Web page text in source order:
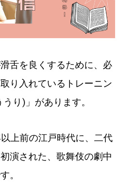
に触れたい】
【まったり楽しみたい】
けたい】
舌を良くするために、必
り入れているトレーニン
り)」があります。
上前の江戸時代に、二代
演された、歌舞伎の劇中
。